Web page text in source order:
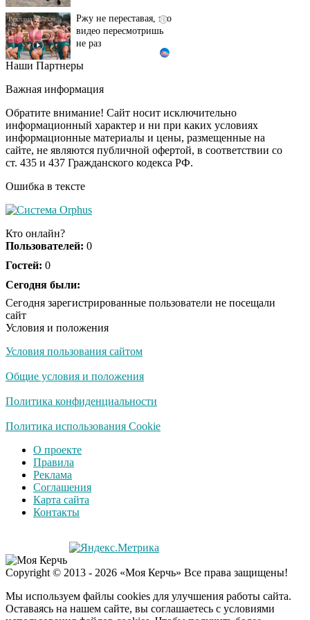
видео пересмотришь
не раз
Ролик из Омска: вы
i
"Потеряли стыд в
погоне за "Диором":
Поплавская вмазала
Ролик длится пару
Королева вагона
оставит равнодушным
Наши Партнеры
Важная информация
Обратите внимание! Сайт носит исключительно
информационный характер и ни при каких условиях
информационные материалы и цены, размещенные на
сайте, не являются публичной офертой, в соответствии со
ст. 435 и 437 Гражданского кодекса РФ.
Ошибка в тексте
Кто онлайн?
Пользователей: 0
Гостей: 0
Сегодня были:
Сегодня зарегистрированные пользователи не посещали
сайт
Условия и положения
Условия пользования сайтом
Общие условия и положения
Политика конфиденциальности
Политика использования Cookie
О проекте
Правила
Реклама
Соглашения
Карта сайта
Контакты
Copyright © 2013 - 2026 «Моя Керчь» Все права защищены!
Мы используем файлы cookies для улучшения работы сайта.
Оставаясь на нашем сайте, вы соглашаетесь с условиями